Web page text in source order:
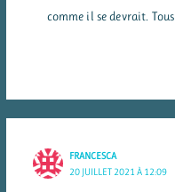
comme il se devrait. Tous
FRANCESCA
20 JUILLET 2021 À 12:09